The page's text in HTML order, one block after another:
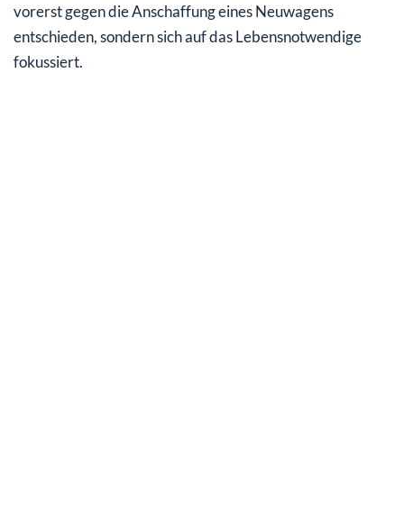
vorerst gegen die Anschaffung eines Neuwagens
entschieden, sondern sich auf das Lebensnotwendige
fokussiert.